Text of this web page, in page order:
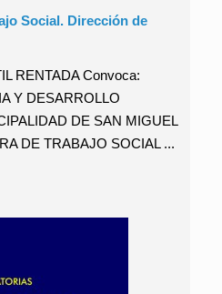
Social. Dirección de
RENTADA Convoca:
Y DESARROLLO
DE SAN MIGUEL
DE TRABAJO SOCIAL ...